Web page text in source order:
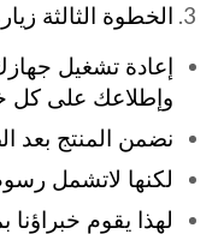
الخطوة الثالثة
إعادة تشغيل
وإطلاعك على كل
نضمن المنتج بعد الصيانة مدة قد تصل الي 12 شهر
لكنها لاتشمل
لهذا يقوم